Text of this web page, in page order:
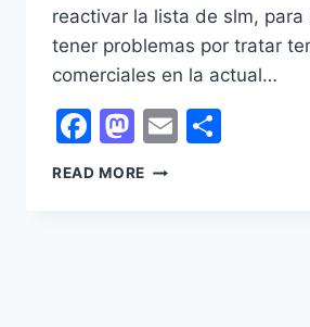
reactivar la lista de slm, para
tener problemas por tratar
comerciales en la actual…
Facebook
Mastodon
Email
READ MORE GRUSLIC/SLM